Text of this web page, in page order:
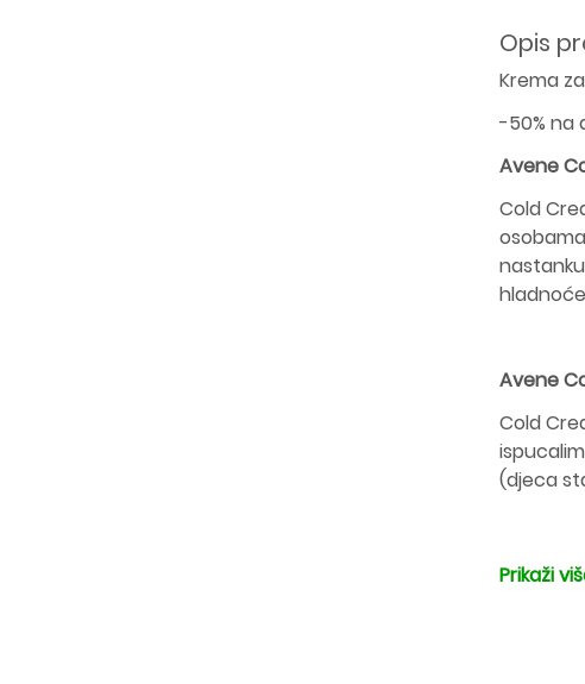
Opis
Krema
-50% na
Avene
Cold
Avene
Cold
(djeca
Prikaži